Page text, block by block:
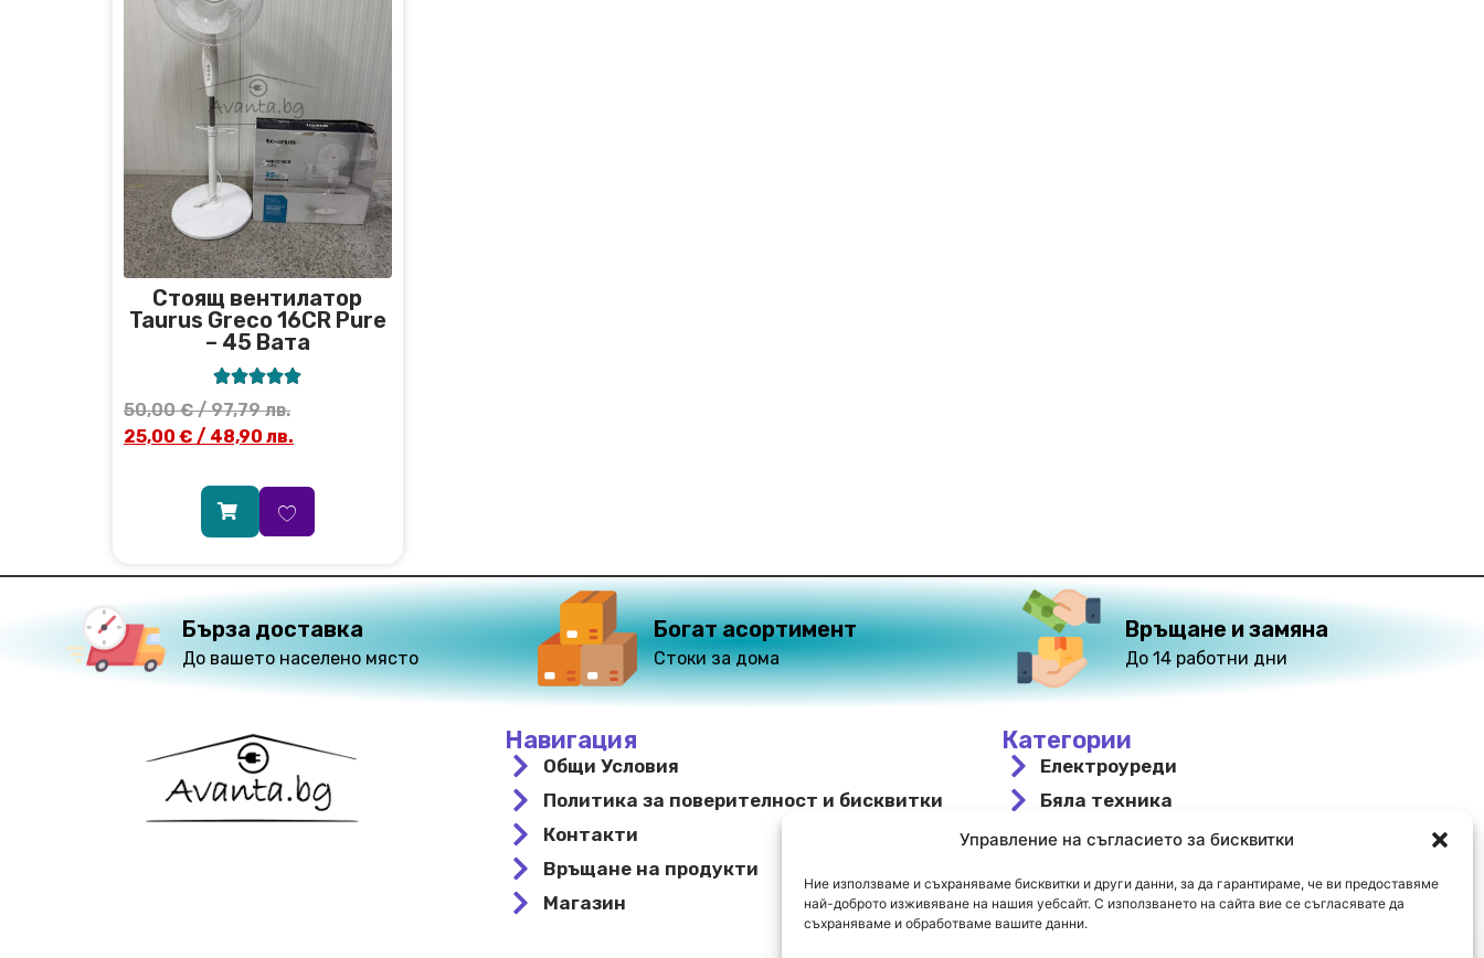
Управление на съгласието за бисквитки
Ние използваме и съхраняваме бисквитки и други данни, за да гарантираме, че ви предоставяме
най-доброто изживяване на нашия уебсайт. С използването на сайта вие се съгласявате да
съхраняваме и обработваме вашите данни.
Стоящ вентилатор
Taurus Greco 16CR Pure
– 45 Вата

50,00€/ 97,79 лв.
25,00 € / 48,90 лв.
Бърза доставка
До вашето населено място
Богат асортимент
Стоки за дома
Връщане и замяна
До 14 работни дни
Навигация
Общи Условия
Политика за поверителност и бисквитки
Контакти
Връщане на продукти
Магазин
Категории
Електроуреди
Бяла техника
За вграждане
Охлаждане и отопление
Намалени